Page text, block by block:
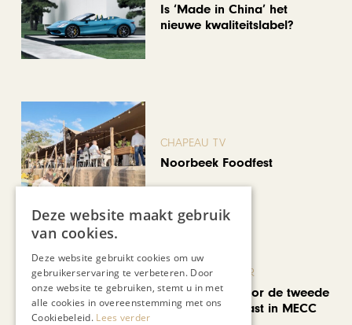
Is ‘Made in China’ het
nieuwe kwaliteitslabel?
CHAPEAU TV
Noorbeek Foodfest
KUNST & CULTUUR
EuropArtFair voor de tweede
keer op rij te gast in MECC
Deze website maakt gebruik
van cookies.
Deze website gebruikt cookies om uw
gebruikerservaring te verbeteren. Door
onze website te gebruiken, stemt u in met
alle cookies in overeenstemming met ons
Cookiebeleid. Lees verder